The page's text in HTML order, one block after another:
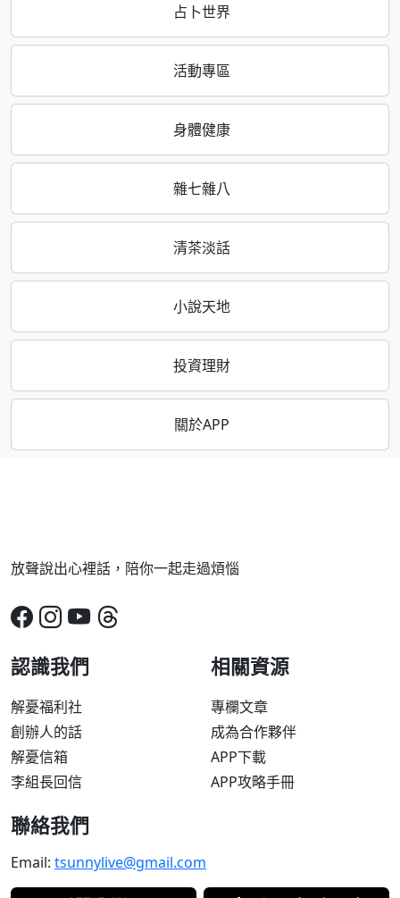
占卜世界
活動專區
身體健康
雜七雜八
清茶淡話
小說天地
投資理財
關於APP
放聲說出心裡話，陪你一起走過煩惱
認識我們
解憂福利社
創辦人的話
解憂信箱
李組長回信
相關資源
專欄文章
成為合作夥伴
APP下載
APP攻略手冊
聯絡我們
Email: tsunnylive@gmail.com